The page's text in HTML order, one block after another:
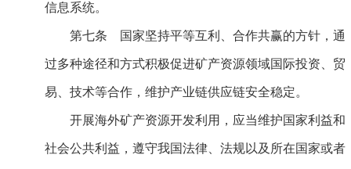
信息系统。
第七条 国家坚持平等互利、合作共赢的方针，通
过多种途径和方式积极促进矿产资源领域国际投资、贸
易、技术等合作，维护产业链供应链安全稳定。
开展海外矿产资源开发利用，应当维护国家利益和
社会公共利益，遵守我国法律、法规以及所在国家或者